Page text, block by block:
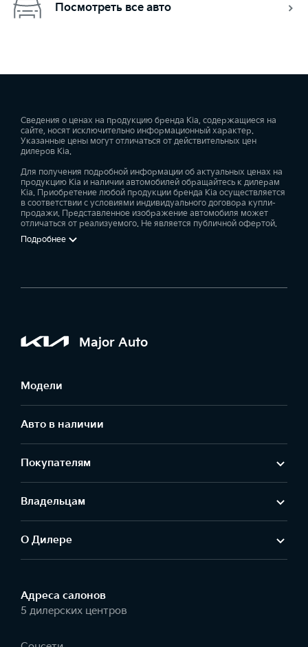
Посмотреть все авто
Сведения о ценах на продукцию бренда Kia, содержащиеся на
сайте, носят исключительно информационный характер.
Указанные цены могут отличаться от действительных цен
дилеров Kia.
Для получения подробной информации об актуальных ценах на
продукцию Kia и наличии автомобилей обращайтесь к дилерам
Kia. Приобретение любой продукции бренда Kia осуществляется
в соответствии с условиями индивидуального договора купли-
продажи. Представленное изображение автомобиля может
отличаться от реализуемого. Не является публичной офертой.
Подробнее
Major Auto
Модели
Авто в наличии
Покупателям
Владельцам
О Дилере
Адреса салонов
5 дилерских центров